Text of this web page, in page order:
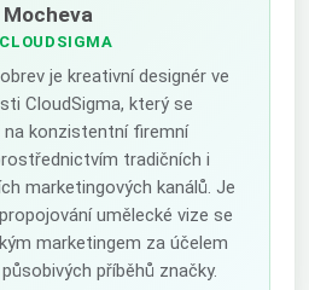
CLOUDSIGMA
je kreativní designér ve
CloudSigma, který se
na konzistentní firemní
tradičních i
marketingových kanálů. Je
umělecké vize se
marketingem za účelem
příběhů značky.